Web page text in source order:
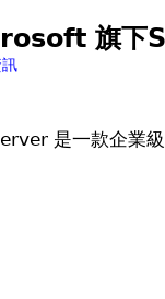
旗
是一款企業